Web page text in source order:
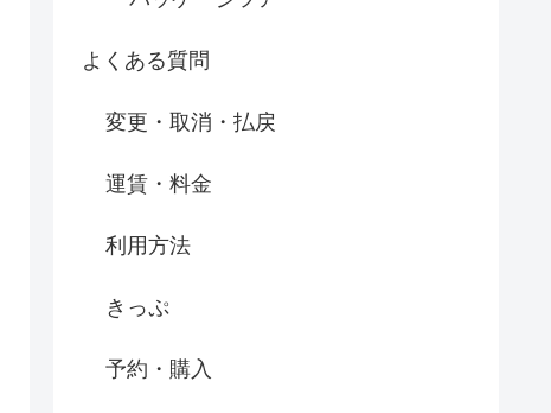
よくある質問
変更・取消・払戻
運賃・料金
利用方法
きっぷ
予約・購入